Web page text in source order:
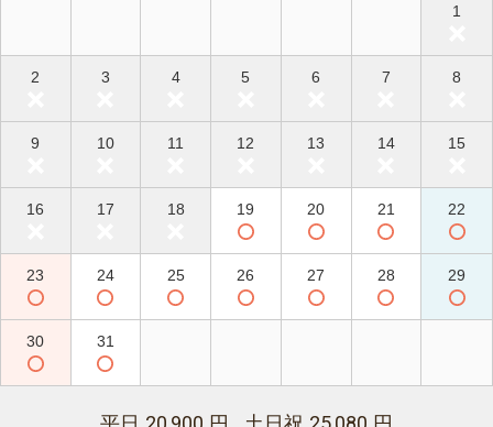
1
2 3 4 5 6 7 8
9 10 11 12 13 14 15
16 17 18 19 20 21 22
23 24 25 26 27 28 29
30 31